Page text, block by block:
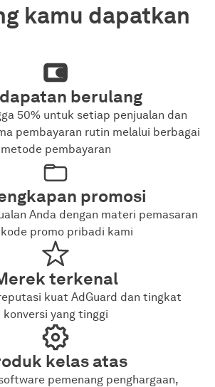
kamu dapatkan
berulang
50% untuk setiap penjualan dan
pembayaran rutin melalui berbagai
metode pembayaran
promosi
Anda dengan materi pemasaran
promo pribadi kami
terkenal
kuat AdGuard dan tingkat
konversi yang tinggi
kelas atas
pemenang penghargaan,